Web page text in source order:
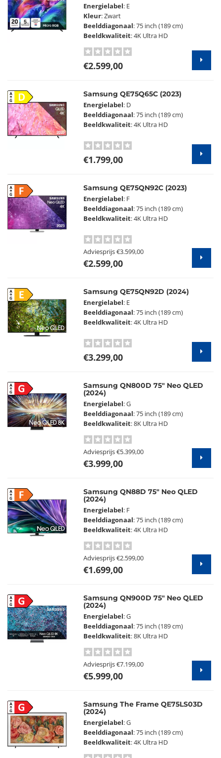
Energielabel: E
Kleur: Zwart
Beelddiagonaal: 75 inch (189 cm)
Beeldkwaliteit: 4K Ultra HD
€2.599,00
Samsung QE75Q65C (2023)
Energielabel: D
Beelddiagonaal: 75 inch (189 cm)
Beeldkwaliteit: 4K Ultra HD
€1.799,00
Samsung QE75QN92C (2023)
Energielabel: F
Beelddiagonaal: 75 inch (189 cm)
Beeldkwaliteit: 4K Ultra HD
Adviesprijs€3.599,00
€2.599,00
Samsung QE75QN92D (2024)
Energielabel: E
Beelddiagonaal: 75 inch (189 cm)
Beeldkwaliteit: 4K Ultra HD
€3.299,00
Samsung QN800D 75" Neo QLED
(2024)
Energielabel: G
Beelddiagonaal: 75 inch (189 cm)
Beeldkwaliteit: 8K Ultra HD
Adviesprijs€5.399,00
€3.999,00
Samsung QN88D 75" Neo QLED
(2024)
Energielabel: F
Beelddiagonaal: 75 inch (189 cm)
Beeldkwaliteit: 4K Ultra HD
Adviesprijs€2.599,00
€1.699,00
Samsung QN900D 75" Neo QLED
(2024)
Energielabel: G
Beelddiagonaal: 75 inch (189 cm)
Beeldkwaliteit: 8K Ultra HD
Adviesprijs€7.199,00
€5.999,00
Samsung The Frame QE75LS03D
(2024)
Energielabel: G
Beelddiagonaal: 75 inch (189 cm)
Beeldkwaliteit: 4K Ultra HD